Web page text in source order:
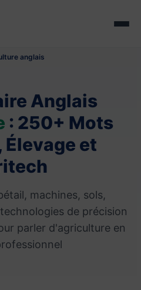
anglais
Anglais
: 250+ Mots
et
machines, sols,
de précision
parler d'agriculture en